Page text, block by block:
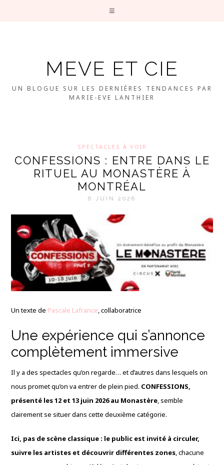
MEVE ET CIE
UN BLOGUE SUR LES DERNIÈRES TENDANCES PAR
MARIE-EVE LANTHIER
SPECTACLES À VOIR
CONFESSIONS : ENTRE DANS LE
RITUEL AU MONASTÈRE À
MONTRÉAL
6 JUIN 2026
Un texte de Pascale Lafrance, collaboratrice
Une expérience qui s’annonce
complètement immersive
Il y a des spectacles qu’on regarde… et d’autres dans lesquels on
nous promet qu’on va entrer de plein pied. CONFESSIONS,
présenté les 12 et 13 juin 2026 au Monastère, semble
clairement se situer dans cette deuxième catégorie.
Ici, pas de scène classique : le public est invité à circuler,
suivre les artistes et découvrir différentes zones, chacune